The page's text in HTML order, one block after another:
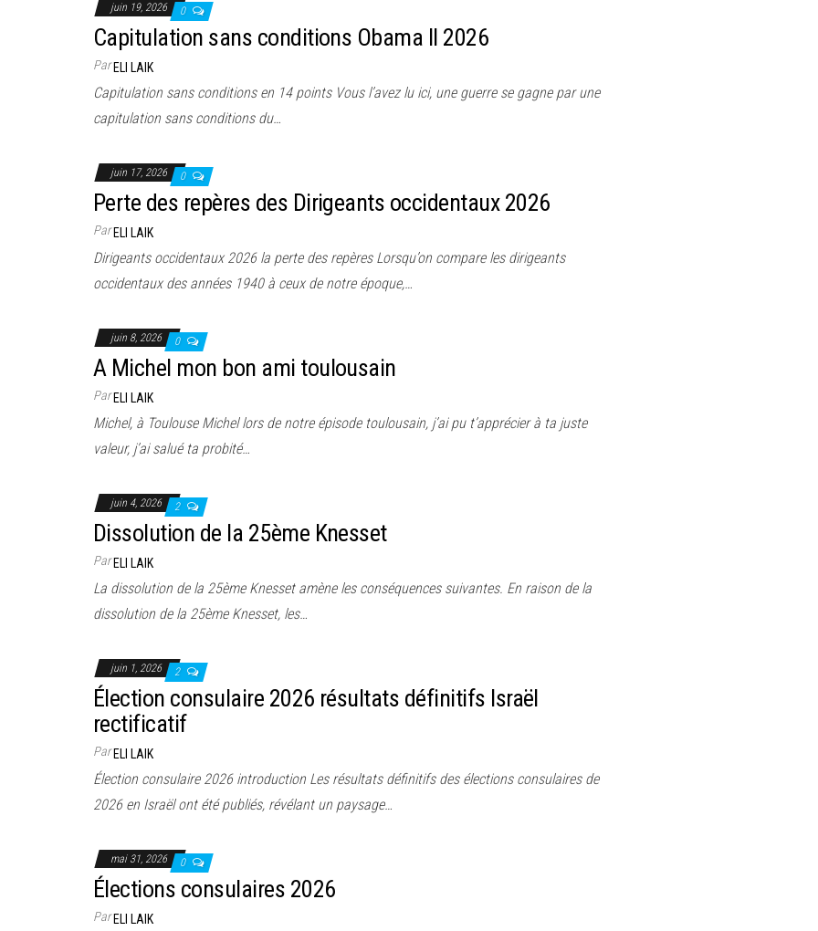
juin 19, 2026 0
Capitulation sans conditions Obama II 2026
ParELI LAIK
Capitulation sans conditions en 14 points Vous l’avez lu ici, une guerre se gagne par une
capitulation sans conditions du…
juin 17, 2026 0
Perte des repères des Dirigeants occidentaux 2026
ParELI LAIK
Dirigeants occidentaux 2026 la perte des repères Lorsqu’on compare les dirigeants
occidentaux des années 1940 à ceux de notre époque,…
juin 8, 2026 0
A Michel mon bon ami toulousain
ParELI LAIK
Michel, à Toulouse Michel lors de notre épisode toulousain, j’ai pu t’apprécier à ta juste
valeur, j’ai salué ta probité…
juin 4, 2026 2
Dissolution de la 25ème Knesset
ParELI LAIK
La dissolution de la 25ème Knesset amène les conséquences suivantes. En raison de la
dissolution de la 25ème Knesset, les…
juin 1, 2026 2
Élection consulaire 2026 résultats définitifs Israël
rectificatif
ParELI LAIK
Élection consulaire 2026 introduction Les résultats définitifs des élections consulaires de
2026 en Israël ont été publiés, révélant un paysage…
mai 31, 2026 0
Élections consulaires 2026
ParELI LAIK